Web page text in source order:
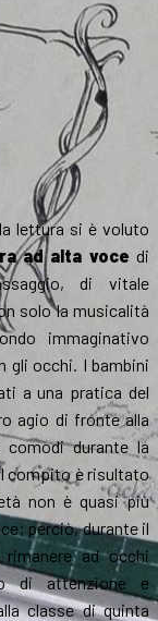
lettura si è voluto
ad alta voce di
di vitale
solo la musicalità
immaginativo
gli occhi. I bambini
a una pratica del
agio di fronte alla
durante la
compito è risultato
non è quasi più
perciò, durante il
ad occhi
di attenzione e
classe di quinta